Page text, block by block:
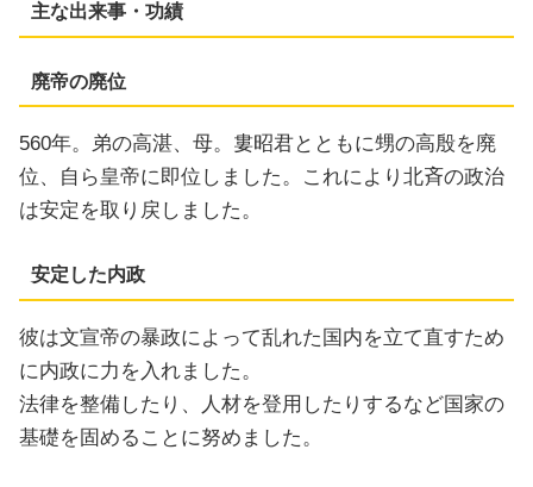
主な出来事・功績
廃帝の廃位
560年。弟の高湛、母。婁昭君とともに甥の高殷を廃
位、自ら皇帝に即位しました。これにより北斉の政治
は安定を取り戻しました。
安定した内政
彼は文宣帝の暴政によって乱れた国内を立て直すため
に内政に力を入れました。
法律を整備したり、人材を登用したりするなど国家の
基礎を固めることに努めました。